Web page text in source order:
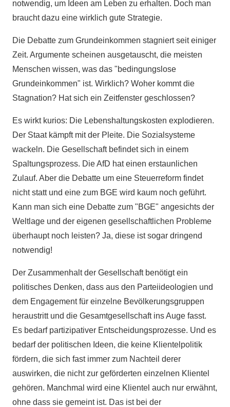
notwendig, um Ideen am Leben zu erhalten. Doch man
braucht dazu eine wirklich gute Strategie.
Die Debatte zum Grundeinkommen stagniert seit einiger
Zeit. Argumente scheinen ausgetauscht, die meisten
Menschen wissen, was das "bedingungslose
Grundeinkommen" ist. Wirklich? Woher kommt die
Stagnation? Hat sich ein Zeitfenster geschlossen?
Es wirkt kurios: Die Lebenshaltungskosten explodieren.
Der Staat kämpft mit der Pleite. Die Sozialsysteme
wackeln. Die Gesellschaft befindet sich in einem
Spaltungsprozess. Die AfD hat einen erstaunlichen
Zulauf. Aber die Debatte um eine Steuerreform findet
nicht statt und eine zum BGE wird kaum noch geführt.
Kann man sich eine Debatte zum "BGE" angesichts der
Weltlage und der eigenen gesellschaftlichen Probleme
überhaupt noch leisten? Ja, diese ist sogar dringend
notwendig!
Der Zusammenhalt der Gesellschaft benötigt ein
politisches Denken, dass aus den Parteiideologien und
dem Engagement für einzelne Bevölkerungsgruppen
heraustritt und die Gesamtgesellschaft ins Auge fasst.
Es bedarf partizipativer Entscheidungsprozesse. Und es
bedarf der politischen Ideen, die keine Klientelpolitik
fördern, die sich fast immer zum Nachteil derer
auswirken, die nicht zur geförderten einzelnen Klientel
gehören. Manchmal wird eine Klientel auch nur erwähnt,
ohne dass sie gemeint ist. Das ist bei der